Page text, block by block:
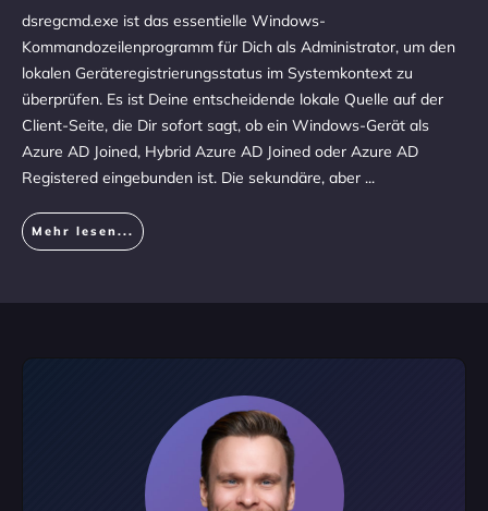
dsregcmd.exe ist das essentielle Windows-
Kommandozeilenprogramm für Dich als Administrator, um den
lokalen Geräteregistrierungsstatus im Systemkontext zu
überprüfen. Es ist Deine entscheidende lokale Quelle auf der
Client-Seite, die Dir sofort sagt, ob ein Windows-Gerät als
Azure AD Joined, Hybrid Azure AD Joined oder Azure AD
Registered eingebunden ist. Die sekundäre, aber ...
Mehr lesen...